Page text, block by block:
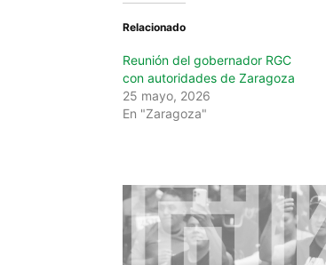
Relacionado
Reunión del gobernador RGC
con autoridades de Zaragoza
25 mayo, 2026
En "Zaragoza"